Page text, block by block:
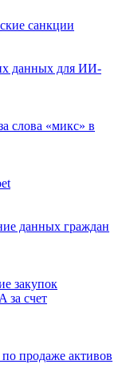
санкции
данных для ИИ-
слова «микс» в
данных граждан
закупок
за счет
продаже активов